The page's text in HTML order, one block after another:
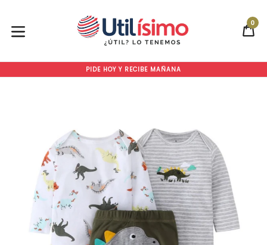
0
PIDE HOY Y RECIBE MAÑANA